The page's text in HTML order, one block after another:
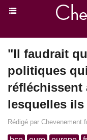
"Il faudrait
politiques
réfléchissent
lesquelles
Rédigé par